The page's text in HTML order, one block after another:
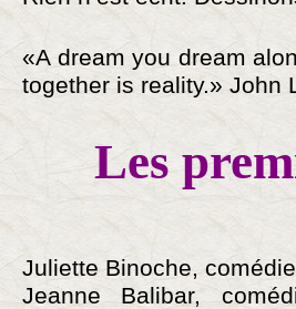
«A dream you dream
together is reality.» John
Les
Juliette Binoche,
Jeanne Balibar,